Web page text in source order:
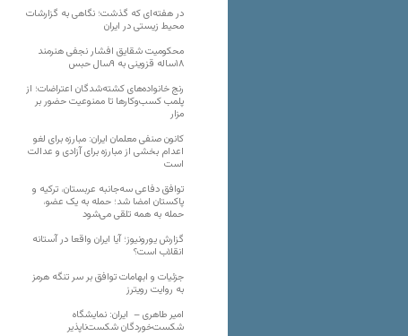
در هفته‌ای که گذشت؛ نگاهی به گزارشات
محیط زیستی در ایران
محکومیت شقایق افشار نجفی هنرمند
۱۸ساله قزوینی به ۹سال حبس
رنج خانواده‌های کشته‌شدگان اعتراضات؛ از
پلمب کسب‌وکارها تا ممنوعیت حضور بر
مزار
کانون صنفی معلمان ایران: مبارزه برای لغو
اعدام بخشی از مبارزه برای آزادی و عدالت
است
توافق دفاعی سه‌جانبه عربستان، ترکیه و
پاکستان امضا شد؛ حمله به یک عضو،
حمله به همه تلقی می‌شود
گزارش یورونیوز؛ آیا ایران واقعا در آستانه
انقلاب است؟
جزئیات و ابهامات توافق بر سر تنگه هرمز
به روایت رویترز
امیر طاهری – ایران: نمایشگاه
شکست‌خوردگان شکست‌ناپذیر